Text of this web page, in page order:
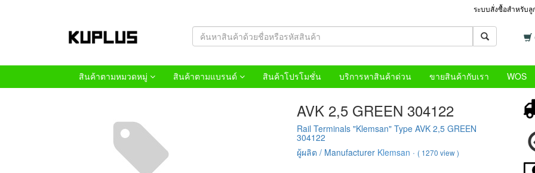
ระบบสั่งซื้อสำหรับลู
สินค้าตามหมวดหมู่ สินค้าตามแบรนด์ สินค้าโปรโมชั่น บริการหาสินค้าด่วน ขายสินค้ากับเรา WOS
AVK 2,5 GREEN 304122
Rail Terminals "Klemsan" Type AVK 2,5 GREEN
304122
ผู้ผลิต / Manufacturer Klemsan · ( 1270 view )